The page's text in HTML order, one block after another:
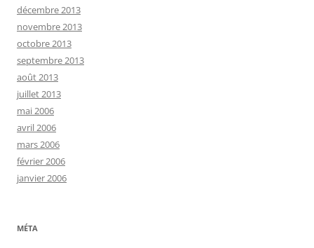
décembre 2013
novembre 2013
octobre 2013
septembre 2013
août 2013
juillet 2013
mai 2006
avril 2006
mars 2006
février 2006
janvier 2006
MÉTA